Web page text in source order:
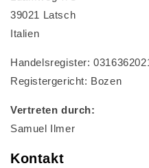
39021 Latsch
Italien
Handelsregister:
Registergericht: Bozen
Vertreten durch:
Samuel Ilmer
Kontakt